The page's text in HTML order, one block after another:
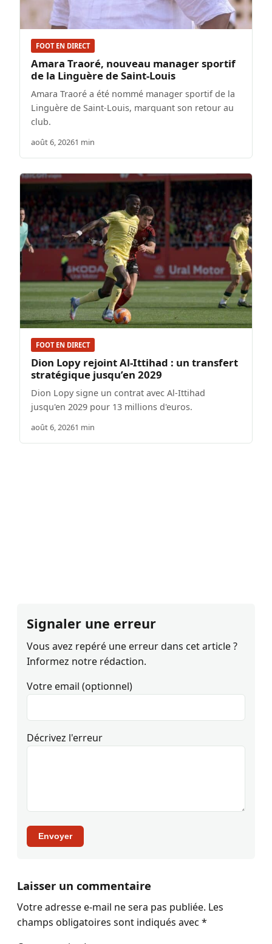
FOOT EN DIRECT
Amara Traoré, nouveau manager sportif
de la Linguère de Saint-Louis
Amara Traoré a été nommé manager sportif de la
Linguère de Saint-Louis, marquant son retour au
club.
août 6, 20261 min
FOOT EN DIRECT
Dion Lopy rejoint Al-Ittihad : un transfert
stratégique jusqu’en 2029
Dion Lopy signe un contrat avec Al-Ittihad
jusqu'en 2029 pour 13 millions d'euros.
août 6, 20261 min
Signaler une erreur
Vous avez repéré une erreur dans cet article ?
Informez notre rédaction.
Votre email (optionnel)
Décrivez l'erreur
Envoyer
Laisser un commentaire
Votre adresse e-mail ne sera pas publiée. Les
champs obligatoires sont indiqués avec *